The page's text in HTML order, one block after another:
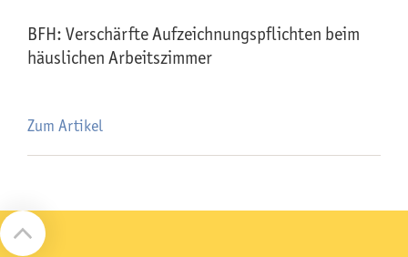
BFH: Verschärfte Aufzeichnungspflichten beim
häuslichen Arbeitszimmer
Zum Artikel